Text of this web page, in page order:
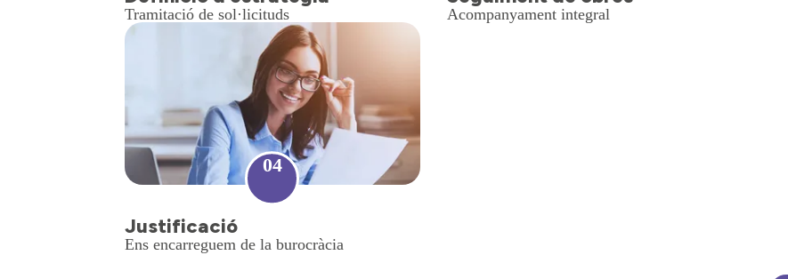
Tramitació de sol·licituds Acompanyament integral
04
Justificació
Ens encarreguem de la burocràcia